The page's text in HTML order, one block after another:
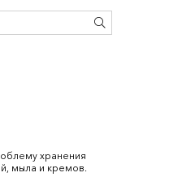
хранения
мыла и кремов.